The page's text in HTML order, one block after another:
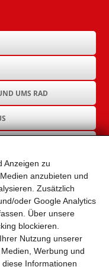
Anzeigen zu
anzubieten und
Zusätzlich
oder Google Analytics
Über unsere
blockieren.
Nutzung unserer
Werbung und
Informationen
UMS RAD